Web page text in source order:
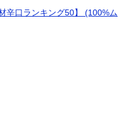
辛口ランキング50】 (100%ム